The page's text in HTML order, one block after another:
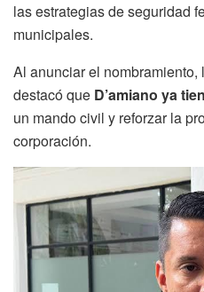
las estrategias de seguridad
municipales.
Al anunciar el
destacó que D’amiano ya
un mando civil y reforzar la
corporación.